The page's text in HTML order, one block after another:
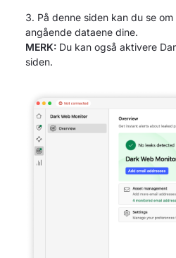
På denne siden kan du se
angående dataene dine.
MERK: Du kan også aktivere
siden.